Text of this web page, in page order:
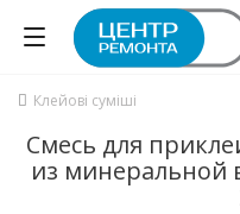
Клейові суміші
Смесь для
из минеральной